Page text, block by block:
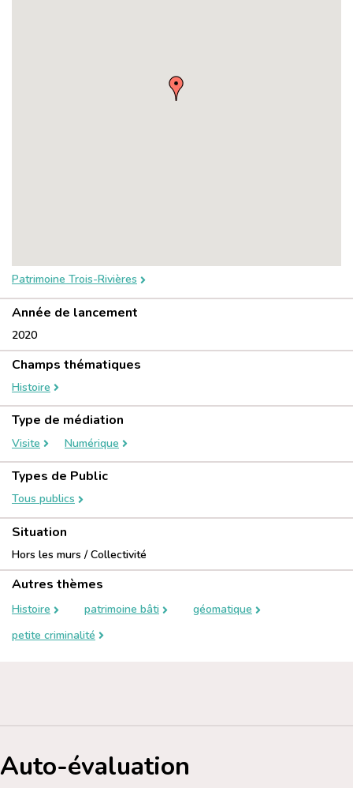
Patrimoine Trois-Rivières
Année de lancement
2020
Champs thématiques
Histoire
Type de médiation
Visite Numérique
Types de Public
Tous publics
Situation
Hors les murs / Collectivité
Autres thèmes
Histoire patrimoine bâti
géomatique
petite criminalité
Auto-évaluation